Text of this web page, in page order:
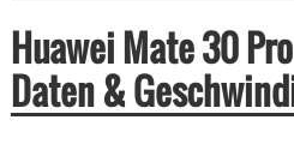
Huawei Mate 30
Daten &